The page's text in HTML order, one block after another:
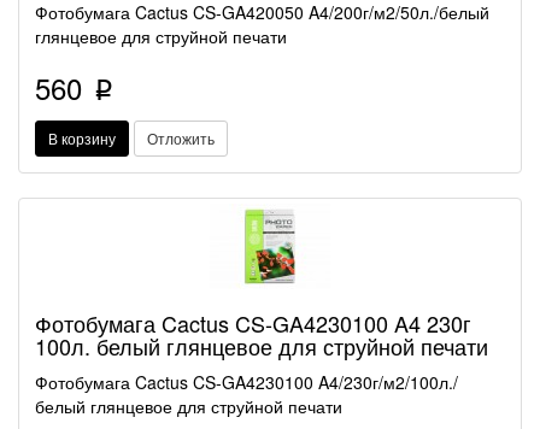
Фотобумага Cactus CS-GA420050 A4/200г/м2/50л./белый
глянцевое для струйной печати
560 p
В корзину Отложить
Фотобумага Cactus CS-GA4230100 A4 230г
100л. белый глянцевое для струйной печати
Фотобумага Cactus CS-GA4230100 A4/230г/м2/100л./
белый глянцевое для струйной печати